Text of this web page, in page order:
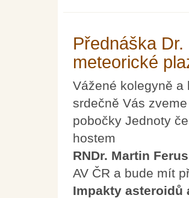
Přednáška
meteorické
Vážené kolegyně a
srdečně Vás
pobočky Jednoty
hostem
RNDr. Martin
AV ČR a bude mít
Impakty asteroidů